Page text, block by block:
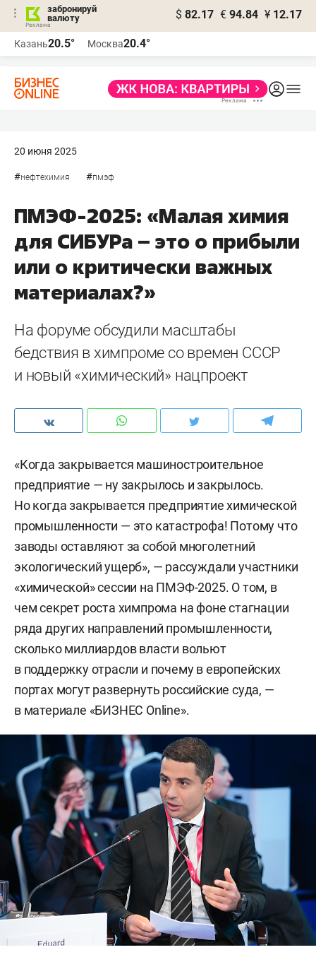
забронируй
валюту
$ 82.17 € 94.84 ¥ 12.17
Казань20.5° Москва20.4°
20 июня 2025
#нефтехимия #пмэф
ПМЭФ-2025: «Малая химия
для СИБУРа – это о прибыли
или о критически важных
материалах?»
На форуме обсудили масштабы
бедствия в химпроме со времен СССР
и новый «химический» нацпроект
«Когда закрывается машиностроительное
предприятие — ну закрылось и закрылось.
Но когда закрывается предприятие химической
промышленности — это катастрофа! Потому что
заводы оставляют за собой многолетний
экологический ущерб», — рассуждали участники
«химической» сессии на ПМЭФ-2025. О том, в
чем секрет роста химпрома на фоне стагнации
ряда других направлений промышленности,
сколько миллиардов власти вольют
в поддержку отрасли и почему в европейских
портах могут развернуть российские суда, —
в материале «БИЗНЕС Online».